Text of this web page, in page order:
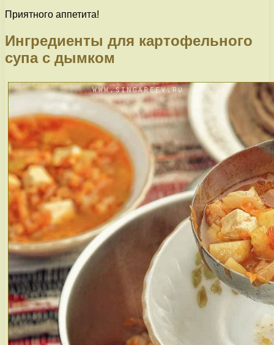
Приятного аппетита!
Ингредиенты для картофельного
супа с дымком